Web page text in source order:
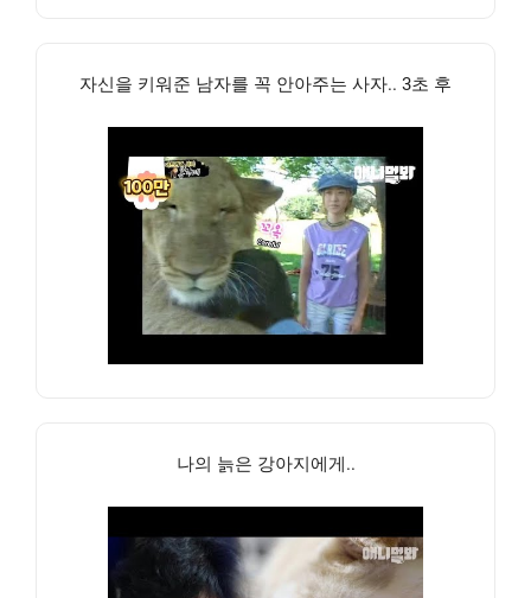
자신을 키워준 남자를 꼭 안아주는 사자.. 3초 후
나의 늙은 강아지에게..